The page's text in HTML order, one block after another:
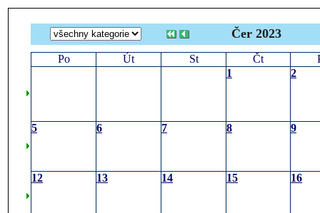
Čer 2023
Po Út St Čt
1
2
5 6 7 8 9
12 13 14 15 16